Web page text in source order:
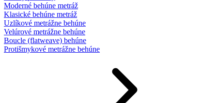
Moderné behúne metráž
Klasické behúne metráž
Uzlíkové metrážne behúne
Velúrové metrážne behúne
Boucle (flatweave) behúne
Protišmykové metrážne behúne